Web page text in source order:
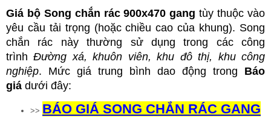
Giá bộ Song chắn rác 900x470 gangtùy thuộc vào
yêu cầu tải trọng (hoặc chiều cao của khung). Song
chắn rác này thường sử dụng trong các công
trình Đường xá, khuôn viên, khu đô thị, khu công
nghiệp. Mức giá trung bình dao động trong Báo
giá dưới đây:
>> BÁO GIÁ SONG CHẮN RÁC GANG